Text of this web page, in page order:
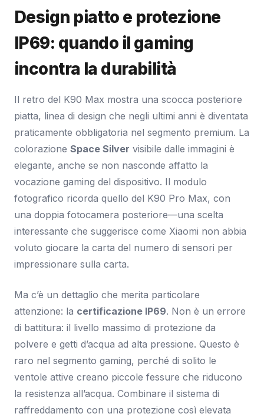
Design piatto e protezione
IP69: quando il gaming
incontra la durabilità
Il retro del K90 Max mostra una scocca posteriore
piatta, linea di design che negli ultimi anni è diventata
praticamente obbligatoria nel segmento premium. La
colorazione Space Silver visibile dalle immagini è
elegante, anche se non nasconde affatto la
vocazione gaming del dispositivo. Il modulo
fotografico ricorda quello del K90 Pro Max, con
una doppia fotocamera posteriore—una scelta
interessante che suggerisce come Xiaomi non abbia
voluto giocare la carta del numero di sensori per
impressionare sulla carta.
Ma c’è un dettaglio che merita particolare
attenzione: la certificazione IP69. Non è un errore
di battitura: il livello massimo di protezione da
polvere e getti d’acqua ad alta pressione. Questo è
raro nel segmento gaming, perché di solito le
ventole attive creano piccole fessure che riducono
la resistenza all’acqua. Combinare il sistema di
raffreddamento con una protezione così elevata